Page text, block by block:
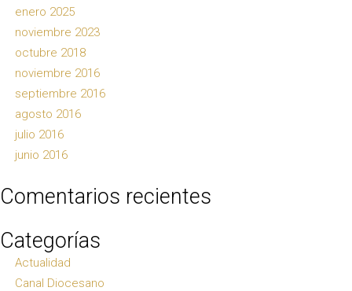
enero 2025
noviembre 2023
octubre 2018
noviembre 2016
septiembre 2016
agosto 2016
julio 2016
junio 2016
Comentarios recientes
Categorías
Actualidad
Canal Diocesano